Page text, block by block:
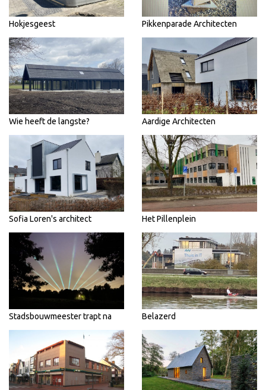
Hokjesgeest Pikkenparade Architecten
Wie heeft de langste? Aardige Architecten
Sofia Loren's architect Het Pillenplein
Stadsbouwmeester trapt na Belazerd